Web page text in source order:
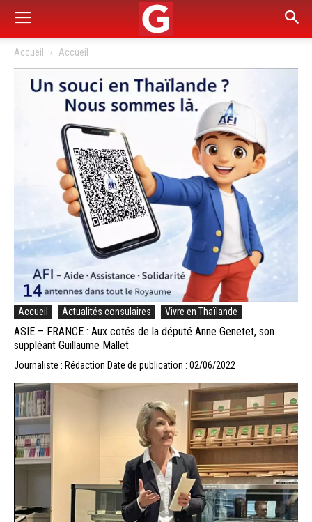
Accueil Accueil
Accueil Actualités consulaires Vivre en Thaïlande
ASIE – FRANCE : Aux cotés de la député Anne Genetet, son
suppléant Guillaume Mallet
Journaliste : Rédaction Date de publication : 02/06/2022